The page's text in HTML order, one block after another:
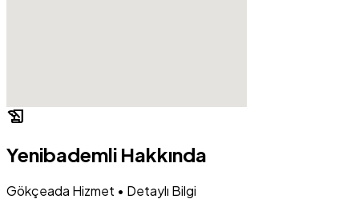
history_edu
Yenibademli Hakkında
Gökçeada Hizmet • Detaylı Bilgi